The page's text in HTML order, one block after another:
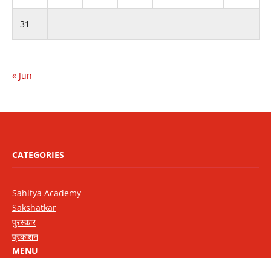
31
« Jun
CATEGORIES
Sahitya Academy
Sakshatkar
पुरस्कार
प्रकाशन
MENU